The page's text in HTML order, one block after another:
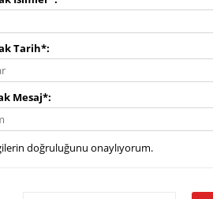
Tarih*
Mesaj*
doğruluğunu onaylıyorum.